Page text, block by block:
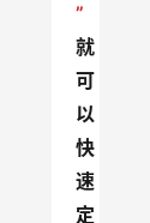
”
就
可
以
快
速
定